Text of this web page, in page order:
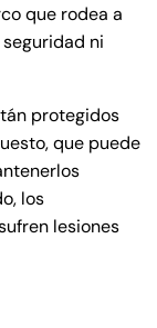
que rodea a
ni
protegidos
que puede
los
lesiones